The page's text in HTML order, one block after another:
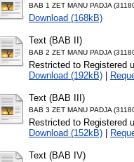
BAB 1 ZET MANU PADJA
Download (168kB)
Text (BAB II)
BAB 2 ZET MANU PADJA
Restricted to Registered
Download (192kB) |
Text (BAB III)
BAB 3 ZET MANU PADJA
Restricted to Registered
Download (152kB) |
Text (BAB IV)